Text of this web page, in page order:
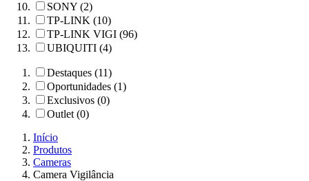
SONY (2)
TP-LINK (10)
TP-LINK VIGI (96)
UBIQUITI (4)
Destaques (11)
Oportunidades (1)
Exclusivos (0)
Outlet (0)
Início
Produtos
Cameras
Camera Vigilância